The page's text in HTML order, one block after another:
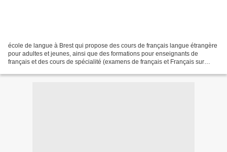
école de langue à Brest qui propose des cours de français langue étrangère
pour adultes et jeunes, ainsi que des formations pour enseignants de
français et des cours de spécialité (examens de français et Français sur